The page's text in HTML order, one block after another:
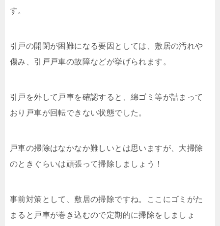
す。
引戸の開閉が困難になる要因としては、敷居の汚れや
傷み、引戸戸車の故障などが挙げられます。
引戸を外して戸車を確認すると、綿ゴミ等が詰まって
おり戸車が回転できない状態でした。
戸車の掃除はなかなか難しいとは思いますが、大掃除
のときぐらいは頑張って掃除しましょう！
事前対策として、敷居の掃除ですね。ここにゴミがた
まると戸車が巻き込むので定期的に掃除をしましょ